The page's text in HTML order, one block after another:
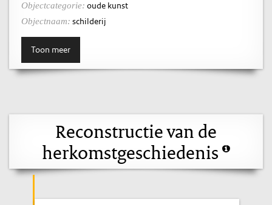
Objectcategorie: oude kunst
Objectnaam: schilderij
Toon meer
Reconstructie van de
herkomstgeschiedenis